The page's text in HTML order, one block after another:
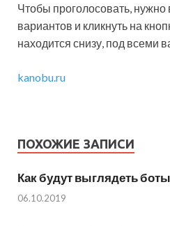
Чтобы проголосовать, нужно
вариантов и кликнуть на
находится снизу, под всеми
kanobu.ru
ПОХОЖИЕ ЗАПИСИ
Как будут выглядеть
06.10.2019